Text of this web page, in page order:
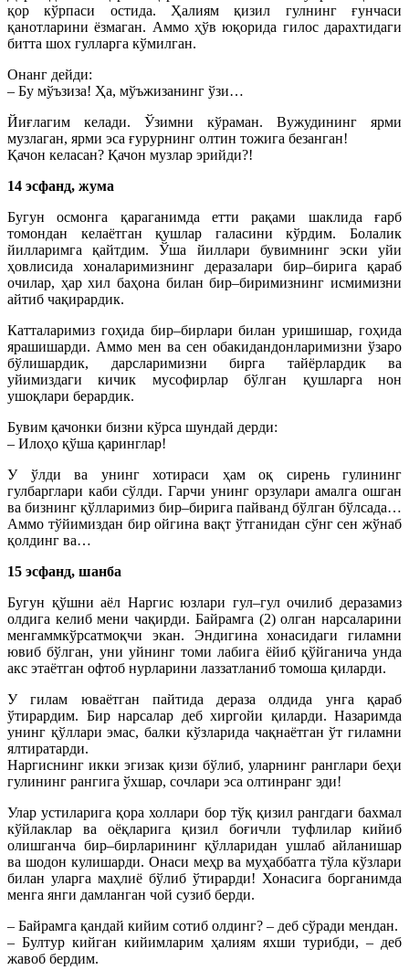
қор кўрпаси остида. Ҳалиям қизил гулнинг ғунчаси
қанотларини ёзмаган. Аммо ҳўв юқорида гилос дарахтидаги
битта шох гулларга кўмилган.
Онанг дейди:
– Бу мўъзиза! Ҳа, мўъжизанинг ўзи…
Йиғлагим келади. Ўзимни кўраман. Вужудининг ярми
музлаган, ярми эса ғурурнинг олтин тожига безанган!
Қачон келасан? Қачон музлар эрийди?!
14 эсфанд, жума
Бугун осмонга қараганимда етти рақами шаклида ғарб
томондан келаётган қушлар галасини кўрдим. Болалик
йилларимга қайтдим. Ўша йиллари бувимнинг эски уйи
ҳовлисида хоналаримизнинг деразалари бир–бирига қараб
очилар, ҳар хил баҳона билан бир–биримизнинг исмимизни
айтиб чақирардик.
Катталаримиз гоҳида бир–бирлари билан уришишар, гоҳида
ярашишарди. Аммо мен ва сен обакидандонларимизни ўзаро
бўлишардик, дарсларимизни бирга тайёрлардик ва
уйимиздаги кичик мусофирлар бўлган қушларга нон
ушоқлари берардик.
Бувим қачонки бизни кўрса шундай дерди:
– Илоҳо қўша қаринглар!
У ўлди ва унинг хотираси ҳам оқ сирень гулининг
гулбарглари каби сўлди. Гарчи унинг орзулари амалга ошган
ва бизнинг қўлларимиз бир–бирига пайванд бўлган бўлсада…
Аммо тўйимиздан бир ойгина вақт ўтганидан сўнг сен жўнаб
қолдинг ва…
15 эсфанд, шанба
Бугун қўшни аёл Наргис юзлари гул–гул очилиб деразамиз
олдига келиб мени чақирди. Байрамга (2) олган нарсаларини
менгаммкўрсатмоқчи экан. Эндигина хонасидаги гиламни
ювиб бўлган, уни уйнинг томи лабига ёйиб қўйганича унда
акс этаётган офтоб нурларини лаззатланиб томоша қиларди.
У гилам юваётган пайтида дераза олдида унга қараб
ўтирардим. Бир нарсалар деб хиргойи қиларди. Назаримда
унинг қўллари эмас, балки кўзларида чақнаётган ўт гиламни
ялтиратарди.
Наргиснинг икки эгизак қизи бўлиб, уларнинг ранглари беҳи
гулининг рангига ўхшар, сочлари эса олтинранг эди!
Улар устиларига қора холлари бор тўқ қизил рангдаги бахмал
кўйлаклар ва оёқларига қизил боғичли туфлилар кийиб
олишганча бир–бирларининг қўлларидан ушлаб айланишар
ва шодон кулишарди. Онаси меҳр ва муҳаббатга тўла кўзлари
билан уларга маҳлиё бўлиб ўтирарди! Хонасига борганимда
менга янги дамланган чой сузиб берди.
– Байрамга қандай кийим сотиб олдинг? – деб сўради мендан.
– Бултур кийган кийимларим ҳалиям яхши турибди, – деб
жавоб бердим.